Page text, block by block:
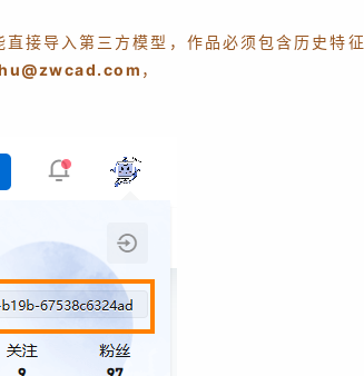
直接导入第三方模型，作品必须包含历史特征
，